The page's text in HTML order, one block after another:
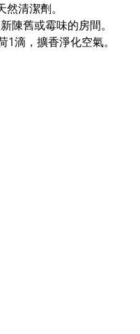
清潔劑。
陳舊或霉味的房間。
滴，擴香淨化空氣。